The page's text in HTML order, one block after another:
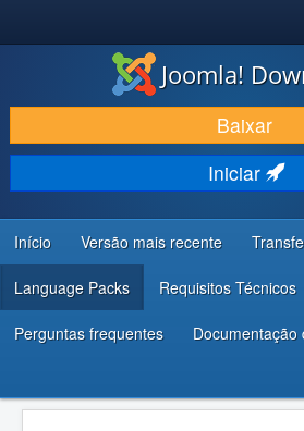
BAIXAR E APRIMORAR
DESCUBRA & APRENDA
COMUNIDADE & SUPORTE
RECURSOS PARA DESENVOLVEDORES
Joomla!
Baixar
Iniciar
Início Versão mais recente
Language Packs Requisitos Técnicos
Perguntas frequentes Documentação